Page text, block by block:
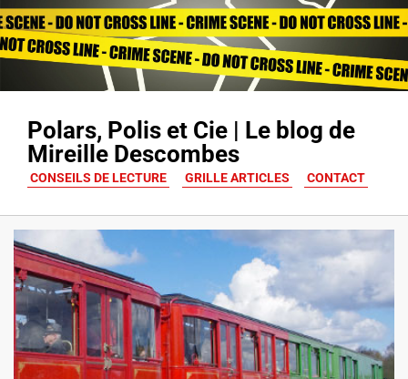
Polars, Polis et Cie | Le blog de
Mireille Descombes
CONSEILS DE LECTURE GRILLE ARTICLES CONTACT